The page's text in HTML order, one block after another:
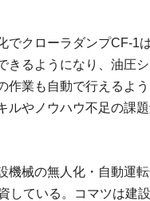
でクローラダンプCF-1
きるようになり、油圧
作業も自動で行えるよ
ルやノウハウ不足の課
機械の無人化・自動運
している。コマツは建